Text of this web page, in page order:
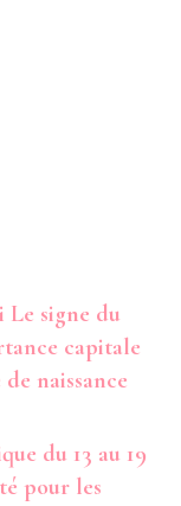
Le signe du
capitale
naissance
du 13 au 19
pour les